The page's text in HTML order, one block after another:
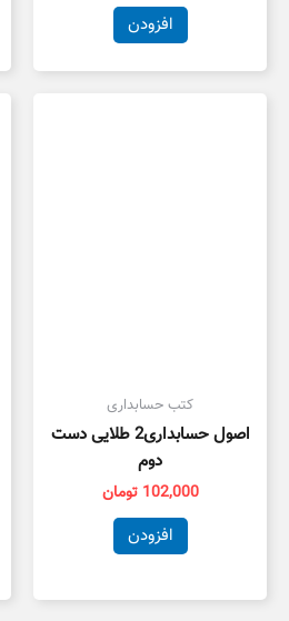
افزودن
کتب حسابداری
اصول حسابداری2 طلایی دست
دوم
102,000 تومان
افزودن